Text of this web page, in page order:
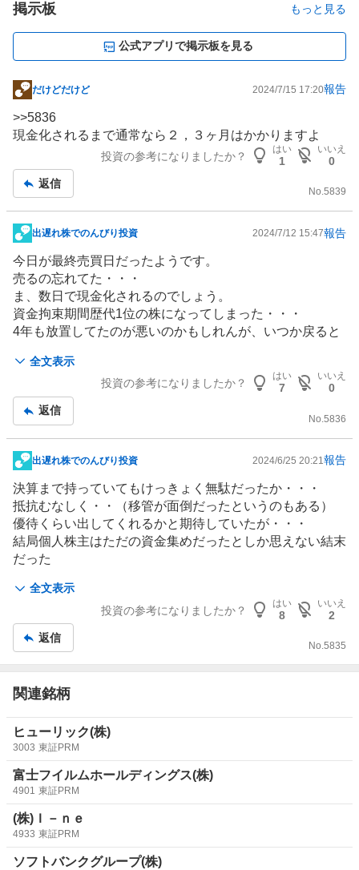
掲示板 もっと見る
公式アプリで掲示板を見る
掲
示
板
事
だけどだけど 2024/7/15 17:20報告
>>5836
現金化されるまで通常なら２，３ヶ月はかかりますよ
投資の参考になりましたか？
はい
1
いいえ
0
返信
No.5839
掲
示
板
記
事
出遅れ株でのんびり投資 2024/7/12 15:47報告
全文表示
今日が最終売買日だったようです。
売るの忘れてた・・・
ま、数日で現金化されるのでしょう。
資金拘束期間歴代1位の株になってしまった・・・
4年も放置してたのが悪いのかもしれんが、いつか戻ると
毎年利益計上してたから特段慌てていなかったのもある
EPS200超えてて1度も配当が出なかったのはつらかった
な・・・
優待は100株あれば十分だったし・・・複数枚持ちには何
もいい事がなかった・・
残念。
投資の参考になりましたか？
はい
7
いいえ
0
返信
No. 5836
掲
示
板
記
事
出遅れ株でのんびり投資 2024/6/25 20:21 報告
全文表示
決算まで持っていてもけっきょく無駄だったか・・・
抵抗むなしく・・（移管が面倒だったというのもある）
優待くらい出してくれるかと期待していたが・・・
結局個人株主はただの資金集めだったとしか思えない結末
だった
まぁ現金化が思ったより早かったのはまだマシなのだろう
上場廃止までもらえるだけ貸株金利もらうことにする
投資の参考になりましたか？
はい
8
いいえ
2
返信
No.5835
関連銘柄
ヒューリック(株)
3003 東証PRM
富士フイルムホールディングス(株)
4901 東証PRM
(株)Ｉ－ｎｅ
4933 東証PRM
ソフトバンクグループ(株)